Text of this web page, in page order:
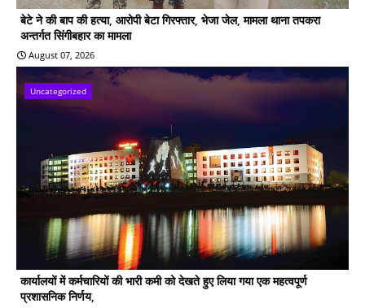
बेटे ने की बाप की हत्या, आरोपी बेटा गिरफ्तार, भेजा जेल, मामला थाना तपकरा
अन्तर्गत सिंगीबहार का मामला
August 07, 2026
Uncategorized
कार्यालयों में कर्मचारियों की भारी कमी को देखते हुए लिया गया एक महत्वपूर्ण
प्रशासनिक निर्णय,